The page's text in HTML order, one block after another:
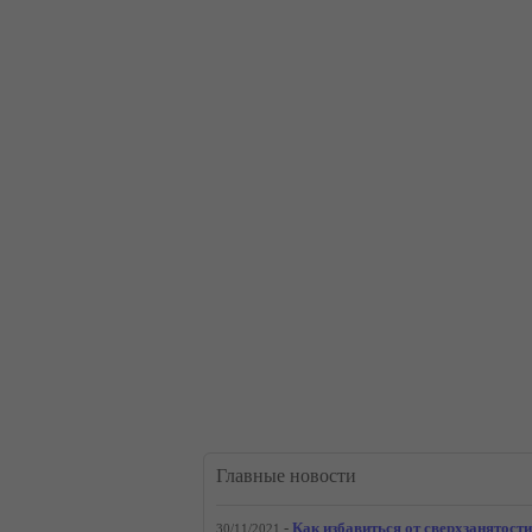
Главные новости
30/11/2021 - Как избавиться от